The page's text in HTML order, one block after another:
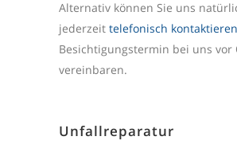
Alternativ können Sie uns
jederzeit telefonisch kontaktieren
Besichtigungstermin bei uns vor
vereinbaren.
Unfallreparatur